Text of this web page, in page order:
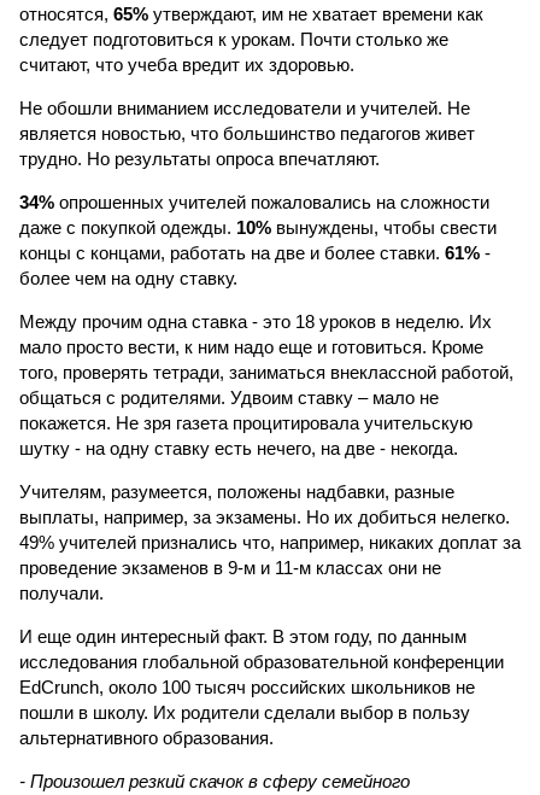
относятся, 65% утверждают, им не хватает времени как
следует подготовиться к урокам. Почти столько же
считают, что учеба вредит их здоровью.
Не обошли вниманием исследователи и учителей. Не
является новостью, что большинство педагогов живет
трудно. Но результаты опроса впечатляют.
34% опрошенных учителей пожаловались на сложности
даже с покупкой одежды. 10% вынуждены, чтобы свести
концы с концами, работать на две и более ставки. 61% -
более чем на одну ставку.
Между прочим одна ставка - это 18 уроков в неделю. Их
мало просто вести, к ним надо еще и готовиться. Кроме
того, проверять тетради, заниматься внеклассной работой,
общаться с родителями. Удвоим ставку – мало не
покажется. Не зря газета процитировала учительскую
шутку - на одну ставку есть нечего, на две - некогда.
Учителям, разумеется, положены надбавки, разные
выплаты, например, за экзамены. Но их добиться нелегко.
49% учителей признались что, например, никаких доплат за
проведение экзаменов в 9-м и 11-м классах они не
получали.
И еще один интересный факт. В этом году, по данным
исследования глобальной образовательной конференции
EdCrunch, около 100 тысяч российских школьников не
пошли в школу. Их родители сделали выбор в пользу
альтернативного образования.
- Произошел резкий скачок в сферу семейного